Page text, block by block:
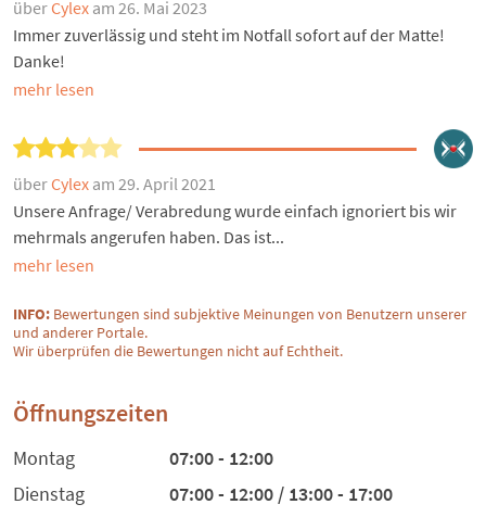
überCylex am 26. Mai 2023
Immer zuverlässig und steht im Notfall sofort auf der Matte!
Danke!
mehr lesen
überCylex am 29. April 2021
Unsere Anfrage/ Verabredung wurde einfach ignoriert bis wir
mehrmals angerufen haben. Das ist...
mehr lesen
INFO: Bewertungen sind subjektive Meinungen von Benutzern unserer
und anderer Portale.
Wir überprüfen die Bewertungen nicht auf Echtheit.
Öffnungszeiten
Montag
07:00 - 12:00
Dienstag
07:00 - 12:00 / 13:00 - 17:00